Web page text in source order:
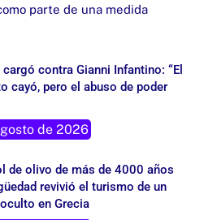
parte de una medida
cargó contra Gianni Infantino: “El
cayó, pero el abuso de poder
de 2026
de olivo de más de 4000 años
revivió el turismo de un
en Grecia